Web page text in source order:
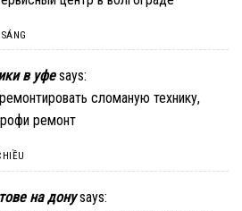
в уфе says:
сломаную технику,
ремонт
на дону says: